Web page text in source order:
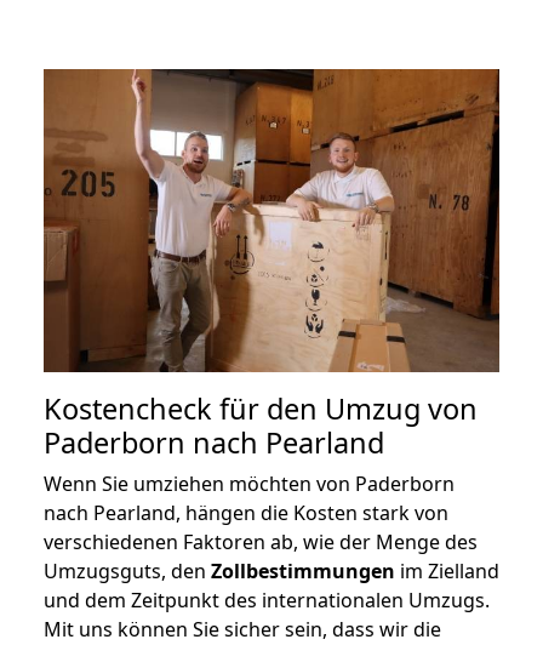
Kostencheck für den Umzug von
Paderborn nach Pearland
Wenn Sie umziehen möchten von Paderborn
nach Pearland, hängen die Kosten stark von
verschiedenen Faktoren ab, wie der Menge des
Umzugsguts, den Zollbestimmungen im Zielland
und dem Zeitpunkt des internationalen Umzugs.
Mit uns können Sie sicher sein, dass wir die